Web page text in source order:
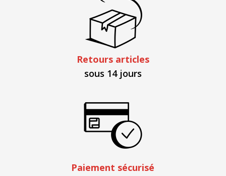
Retours articles
sous 14 jours
Paiement sécurisé